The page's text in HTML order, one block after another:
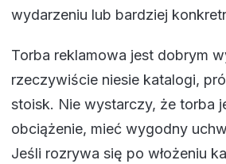
wydarzeniu lub bardziej
Torba reklamowa jest dobrym
rzeczywiście niesie katalogi,
stoisk. Nie wystarczy, że torba
obciążenie, mieć wygodny
Jeśli rozrywa się po włożeniu